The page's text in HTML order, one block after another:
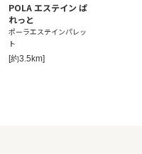
POLA エステイン ぱ
れっと
ポーラエステインパレッ
ト
[約3.5km]